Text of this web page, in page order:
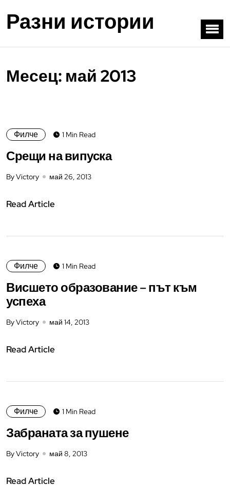
Разни истории
Месец: май 2013
Филче 1 Min Read
Срещи на випуска
By Victory май 26, 2013
Read Article
Филче 1 Min Read
Висшето образование – път към
успеха
By Victory май 14, 2013
Read Article
Филче 1 Min Read
Забраната за пушене
By Victory май 8, 2013
Read Article